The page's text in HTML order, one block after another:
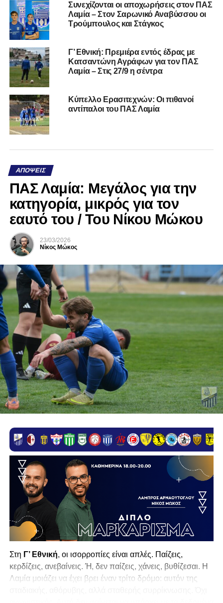
Συνεχίζονται οι αποχωρήσεις στον ΠΑΣ
Λαμία – Στον Σαρωνικό Αναβύσσου οι
Τρούμπουλος και Στάγκος
Γ’ Εθνική: Πρεμιέρα εντός έδρας με
Κατσαντώνη Αγράφων για τον ΠΑΣ
Λαμία – Στις 27/9 η σέντρα
Κύπελλο Ερασιτεχνών: Οι πιθανοί
αντίπαλοι του ΠΑΣ Λαμία
ΑΠΌΨΕΙΣ
ΠΑΣ Λαμία: Μεγάλος για την
κατηγορία, μικρός για τον
εαυτό του / Του Νίκου Μώκου
23/03/2026
Νίκος Μώκος
Στη Γ’ Εθνική, οι ισορροπίες είναι απλές. Παίζεις,
κερδίζεις, ανεβαίνεις. Ή, δεν παίζεις, χάνεις, βυθίζεσαι. Η
Λαμία μοιάζει να έχει βρει έναν τρίτο δρόμο: αυτόν της